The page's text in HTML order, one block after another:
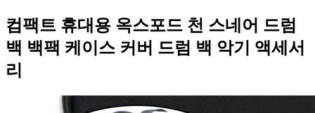
컴팩트 휴대용 옥스포드 천 스네어 드럼
백 백팩 케이스 커버 드럼 백 악기 액세서
리